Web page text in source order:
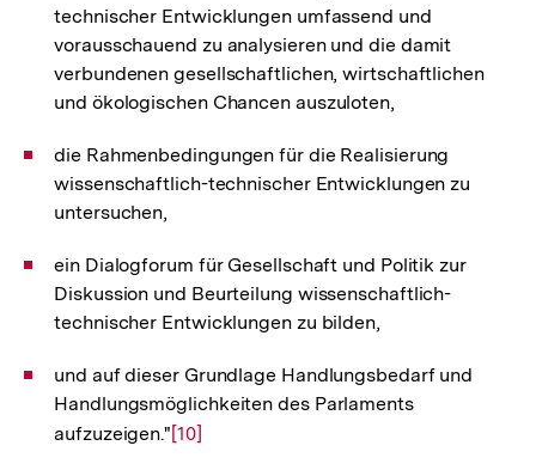
technischer Entwicklungen umfassend und
vorausschauend zu analysieren und die damit
verbundenen gesellschaftlichen, wirtschaftlichen
und ökologischen Chancen auszuloten,
die Rahmenbedingungen für die Realisierung
wissenschaftlich-technischer Entwicklungen zu
untersuchen,
ein Dialogforum für Gesellschaft und Politik zur
Diskussion und Beurteilung wissenschaftlich-
technischer Entwicklungen zu bilden,
und auf dieser Grundlage Handlungsbedarf und
Handlungsmöglichkeiten des Parlaments
aufzuzeigen."Zur
[10]